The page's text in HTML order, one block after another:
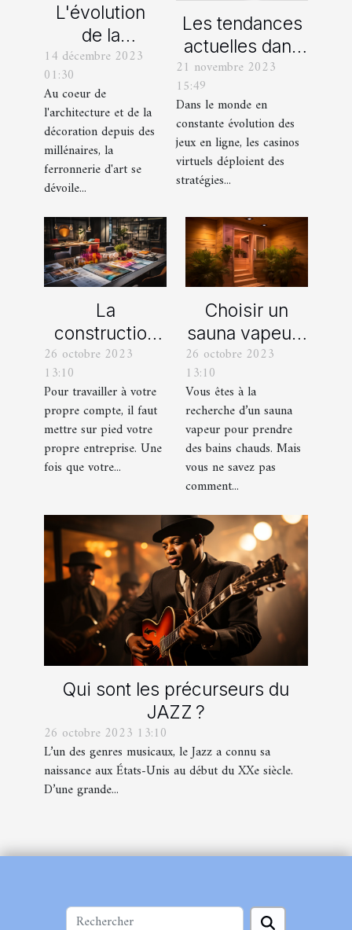
L'évolution
de la
ferronnerie
d'art à travers
les siècles
14 décembre 2023
01:30
Au coeur de
l'architecture et de la
décoration depuis des
millénaires, la
ferronnerie d'art se
dévoile...
Les tendances
actuelles dans
les offres
promotionnelles
des casinos en
ligne
21 novembre 2023
15:49
Dans le monde en
constante évolution des
jeux en ligne, les casinos
virtuels déploient des
stratégies...
La
construction
d’une identité
d’entreprise :
que faut-il en
savoir ?
26 octobre 2023
13:10
Pour travailler à votre
propre compte, il faut
mettre sur pied votre
propre entreprise. Une
fois que votre...
Choisir un
sauna vapeur :
comment s’y
prendre ?
26 octobre 2023
13:10
Vous êtes à la
recherche d’un sauna
vapeur pour prendre
des bains chauds. Mais
vous ne savez pas
comment...
Qui sont les précurseurs du
JAZZ ?
26 octobre 2023 13:10
L’un des genres musicaux, le Jazz a connu sa
naissance aux États-Unis au début du XXe siècle.
D’une grande...